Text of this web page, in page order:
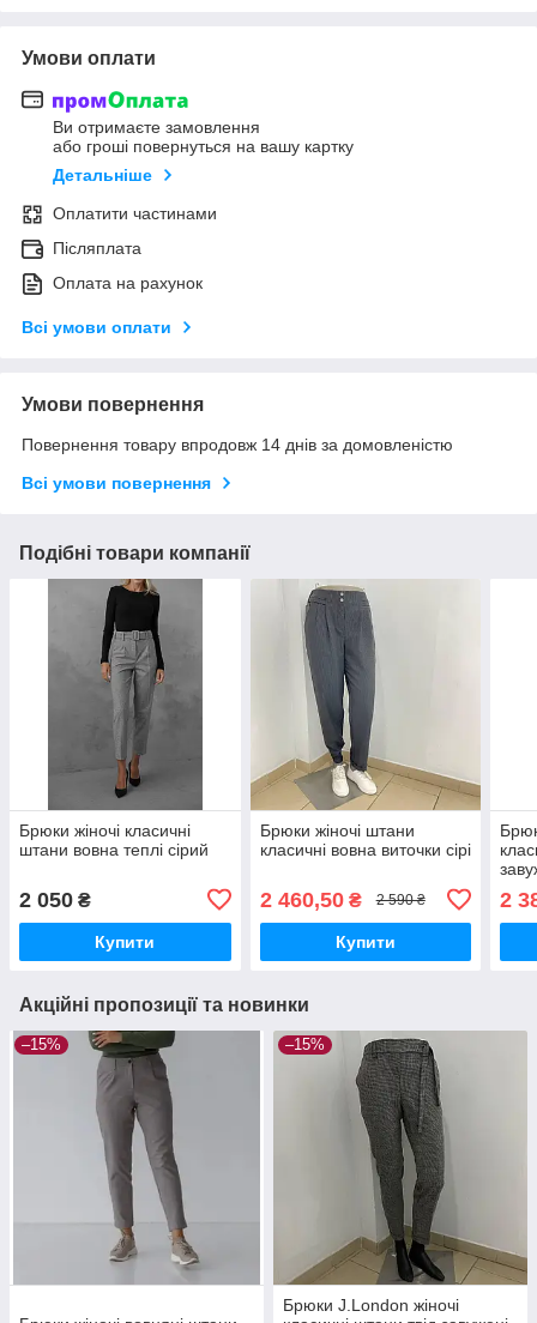
Умови оплати
Ви отримаєте замовлення
або гроші повернуться на вашу картку
Детальніше
Оплатити частинами
Післяплата
Оплата на рахунок
Всі умови оплати
Умови повернення
Повернення товару впродовж 14 днів за домовленістю
Всі умови повернення
Подібні товари компанії
Брюки жіночі класичні
штани вовна теплі сірий
2 050 ₴
Купити
Брюки жіночі штани
класичні вовна виточки сірі
2 460,50₴ 2 590 ₴
Купити
2
Акційні пропозиції та новинки
–15% –15%
Брюки J.London жіночі